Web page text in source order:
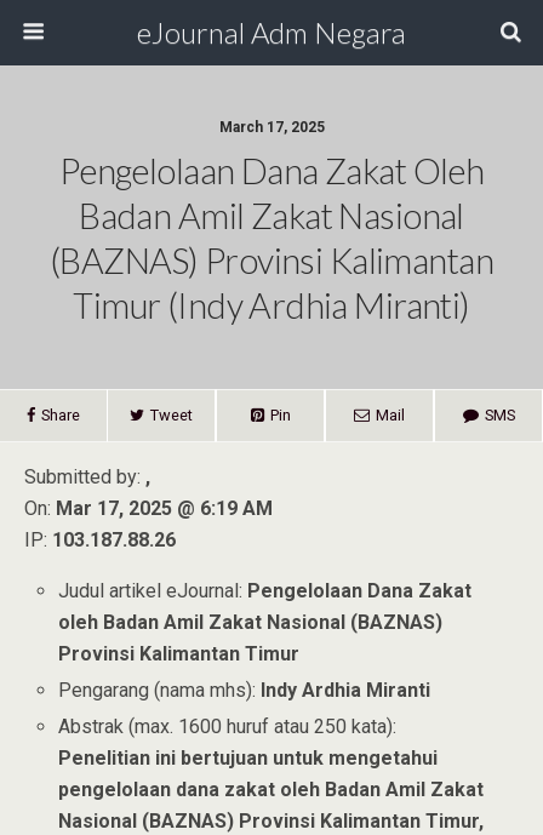
eJournal Adm Negara
March 17, 2025
Pengelolaan Dana Zakat Oleh
Badan Amil Zakat Nasional
(BAZNAS) Provinsi Kalimantan
Timur (Indy Ardhia Miranti)
Share Tweet Pin Mail SMS
Submitted by: ,
On: Mar 17, 2025 @ 6:19 AM
IP: 103.187.88.26
Judul artikel eJournal: Pengelolaan Dana Zakat
oleh Badan Amil Zakat Nasional (BAZNAS)
Provinsi Kalimantan Timur
Pengarang (nama mhs): Indy Ardhia Miranti
Abstrak (max. 1600 huruf atau 250 kata):
Penelitian ini bertujuan untuk mengetahui
pengelolaan dana zakat oleh Badan Amil Zakat
Nasional (BAZNAS) Provinsi Kalimantan Timur,